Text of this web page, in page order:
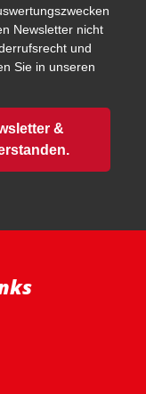
Newsletter nicht
und
Sie in unseren
&